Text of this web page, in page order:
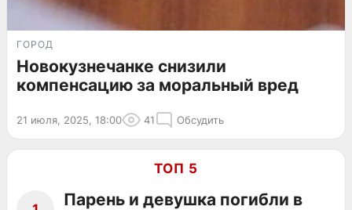
ГОРОД
Новокузнечанке снизили
компенсацию за моральный вред
21 июля, 2025, 18:00 41 Обсудить
ТОП 5
Парень и девушка погибли в